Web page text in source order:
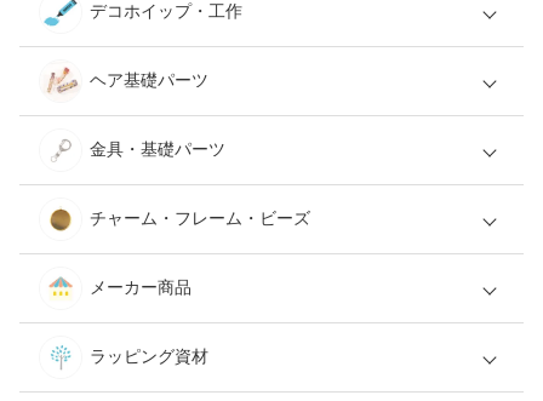
デコホイップ・工作
ヘア基礎パーツ
金具・基礎パーツ
チャーム・フレーム・ビーズ
メーカー商品
ラッピング資材